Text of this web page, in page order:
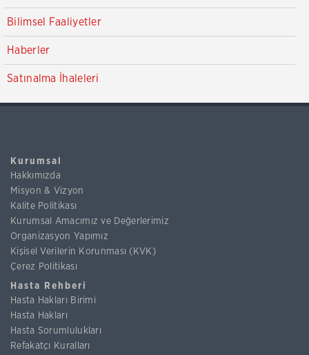
Bilimsel Faaliyetler
Haberler
Satınalma İhaleleri
Kurumsal
Hakkımızda
Misyon & Vizyon
Kalite Politikası
Kurumsal Amacımız ve Değerlerimiz
Organizasyon Yapımız
Kişisel Verilerin Korunması (KVK)
Çerez Politikası
Hasta Rehberi
Hasta Hakları Birimi
Hasta Hakları
Hasta Sorumlulukları
Refakatçı Kuralları